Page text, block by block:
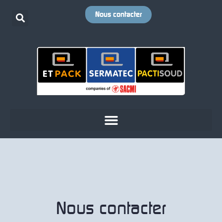
Nous contacter
Nous contacter